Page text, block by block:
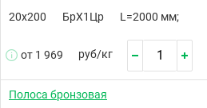
20х200 БрХ1Цр L=2000 мм;
от 1 969 руб/кг
Полоса бронзовая